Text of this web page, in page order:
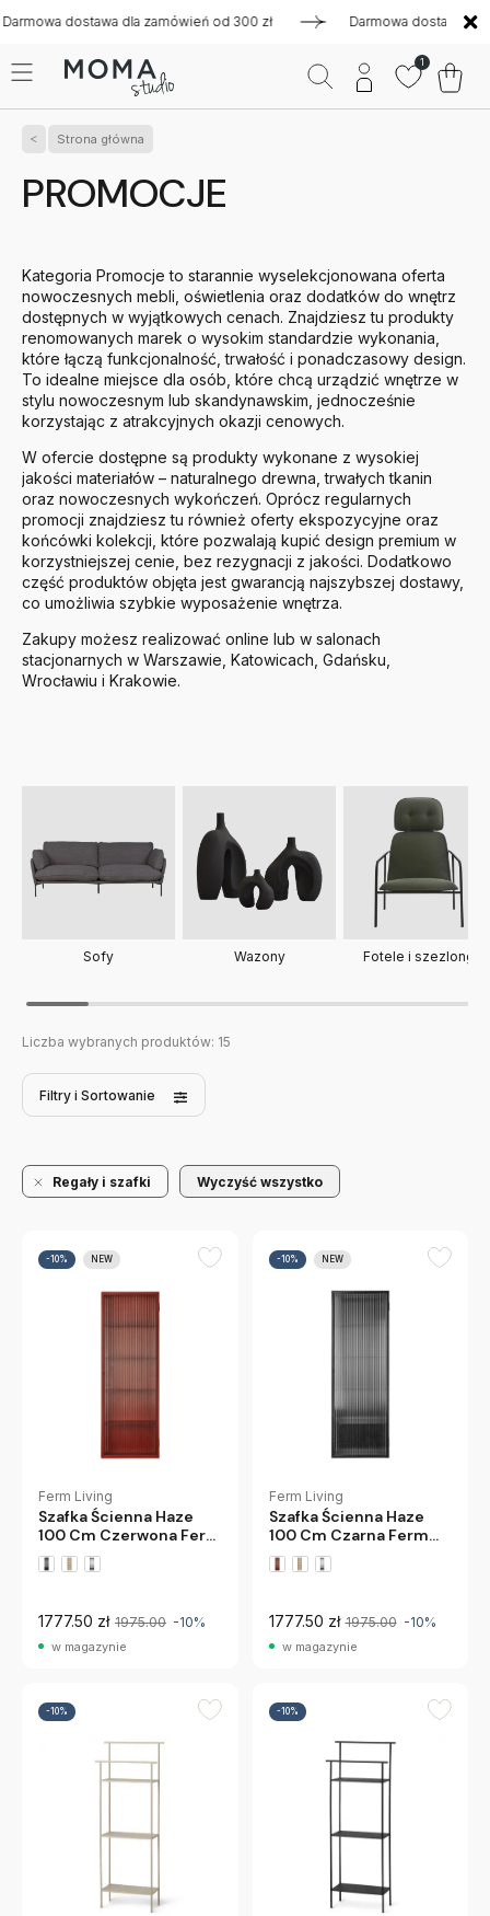
dostawa dla zamówień od 300 zł Darmowa dostawa dla
1
Strona główna
PROMOCJE
Kategoria Promocje to starannie wyselekcjonowana oferta
nowoczesnych mebli, oświetlenia oraz dodatków do wnętrz
dostępnych w wyjątkowych cenach. Znajdziesz tu produkty
renomowanych marek o wysokim standardzie wykonania,
które łączą funkcjonalność, trwałość i ponadczasowy design.
To idealne miejsce dla osób, które chcą urządzić wnętrze w
stylu nowoczesnym lub skandynawskim, jednocześnie
korzystając z atrakcyjnych okazji cenowych.
W ofercie dostępne są produkty wykonane z wysokiej
jakości materiałów – naturalnego drewna, trwałych tkanin
oraz nowoczesnych wykończeń. Oprócz regularnych
promocji znajdziesz tu również oferty ekspozycyjne oraz
końcówki kolekcji, które pozwalają kupić design premium w
korzystniejszej cenie, bez rezygnacji z jakości. Dodatkowo
część produktów objęta jest gwarancją najszybszej dostawy,
co umożliwia szybkie wyposażenie wnętrza.
Zakupy możesz realizować online lub w salonach
stacjonarnych w Warszawie, Katowicach, Gdańsku,
Wrocławiu i Krakowie.
Sofy Wazony Fotele i szezlongi
Liczba wybranych produktów: 15
Filtry i Sortowanie
Regały i szafki Wyczyść wszystko
-10% NEW
Ferm Living
Szafka Ścienna Haze
100 Cm Czerwona Ferm
Living
1777.50 zł 1975.00 -10%
w magazynie
-10% NEW
Ferm Living
Szafka Ścienna Haze
100 Cm Czarna Ferm
Living
1777.50 zł 1975.00 -10%
w magazynie
-10% -10%